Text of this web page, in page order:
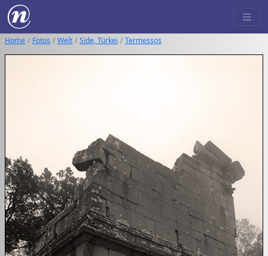
Home Fotos Welt Side, Türkei Termessos